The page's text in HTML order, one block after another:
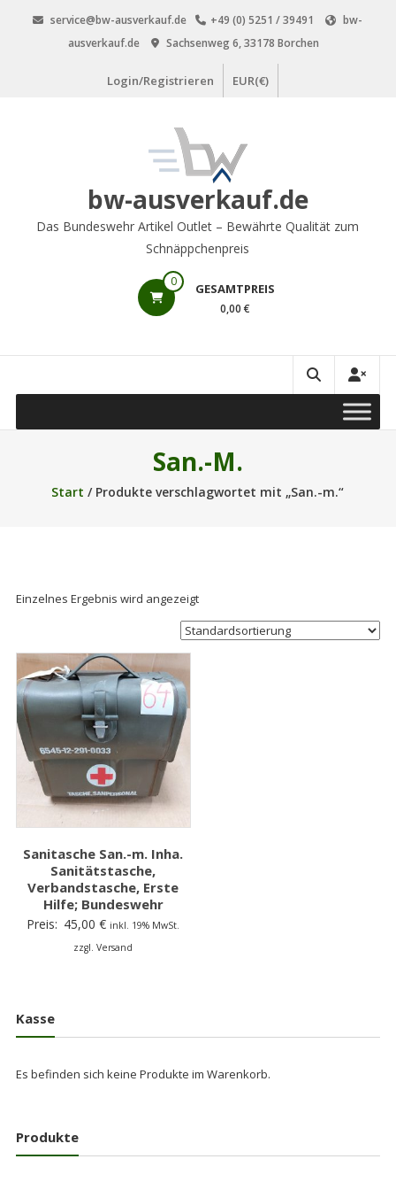
service@bw-ausverkauf.de +49 (0) 5251 / 39491
bw-
ausverkauf.de
Sachsenweg 6, 33178 Borchen
Login/Registrieren EUR(€)
bw-ausverkauf.de
Das Bundeswehr Artikel Outlet – Bewährte Qualität zum
Schnäppchenpreis
0 GESAMTPREIS
0,00 €
San.-M.
Start / Produkte verschlagwortet mit „San.-m.“
Einzelnes Ergebnis wird angezeigt
Sanitasche San.-m. Inha.
Sanitätstasche,
Verbandstasche, Erste
Hilfe; Bundeswehr
Preis: 45,00€ inkl. 19% MwSt.
zzgl. Versand
Kasse
Es befinden sich keine Produkte im Warenkorb.
Produkte